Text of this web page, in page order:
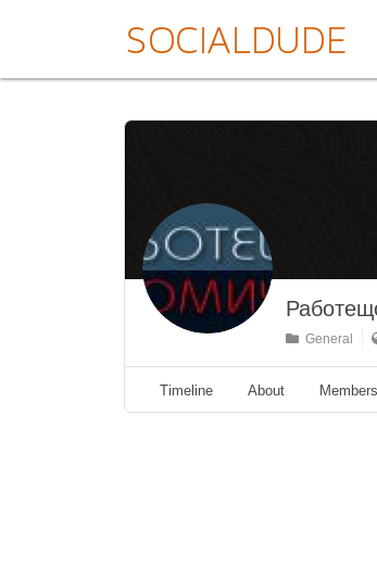
General
Timeline About Members